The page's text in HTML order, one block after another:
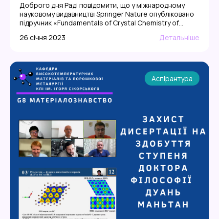
Доброго дня Раді повідомити, що у міжнародному
науковому видавництві Springer Nature опубліковано
підручник «Fundamentals of Crystal Chemistry of
викладачі кафедри високотемпературних матеріалів
співробітник Інституту металофізики ім. Г. В.
Курдюмова НАН України Вадим Бондарчук, […]
26 січня 2023 Детальніше
Аспірантура